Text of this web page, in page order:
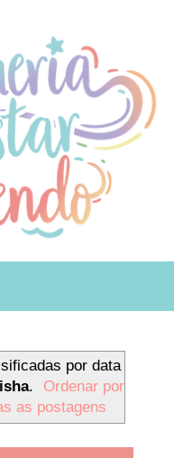
por data
.
Ordenar por
as postagens